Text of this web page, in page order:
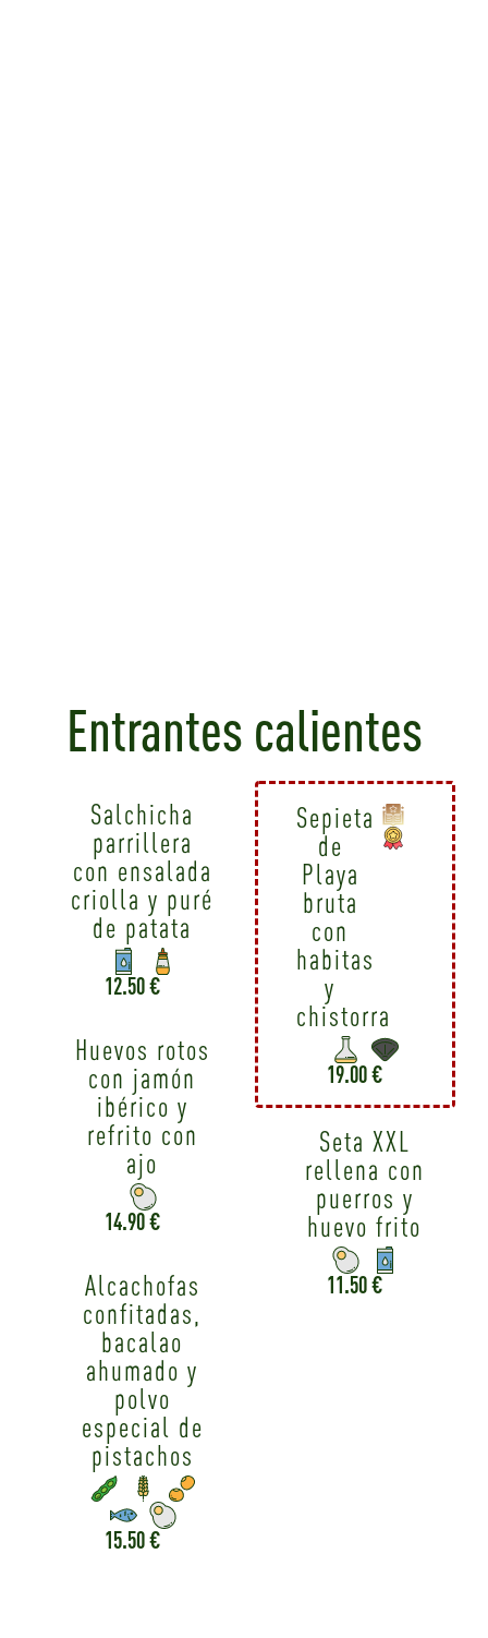
Entrantes calientes
Salchicha
parrillera
con ensalada
criolla y puré
de patata
12.50 €
Huevos rotos
con jamón
ibérico y
refrito con
ajo
14.90 €
Alcachofas
confitadas,
bacalao
ahumado y
polvo
especial de
pistachos
15.50 €
Sepieta
de
Playa
bruta
con
habitas
y
chistorra
19.00 €
Seta XXL
rellena con
puerros y
huevo frito
11.50 €